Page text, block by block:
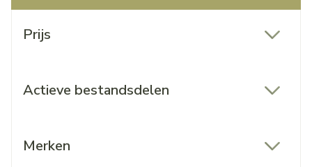
Prijs
Actieve bestandsdelen
Merken